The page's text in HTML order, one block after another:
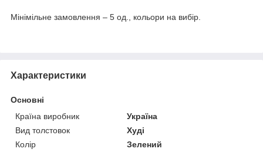
Мінімільне замовлення – 5 од., кольори на вибір.
Характеристики
Основні
Країна виробник
Україна
Вид толстовок
Худі
Колір
Зелений